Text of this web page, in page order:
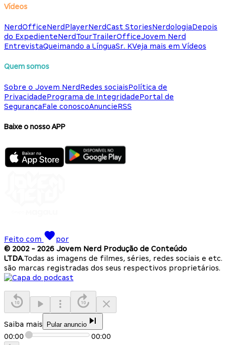
Vídeos
NerdOfficeNerdPlayerNerdCast StoriesNerdologiaDepois
do ExpedienteNerdTourTrailerOfficeJovem Nerd
EntrevistaQueimando a LínguaSr. KVeja mais em Vídeos
Quem somos
Sobre o Jovem NerdRedes sociaisPolítica de
PrivacidadePrograma de IntegridadePortal de
SegurançaFale conoscoAnuncieRSS
Baixe o nosso APP
Feito com
por
© 2002 - 2026 Jovem Nerd Produção de Conteúdo
LTDA.Todas as imagens de filmes, séries, redes sociais e etc.
são marcas registradas dos seus respectivos proprietários.
Saiba mais Pular anuncio
00:00 00:00